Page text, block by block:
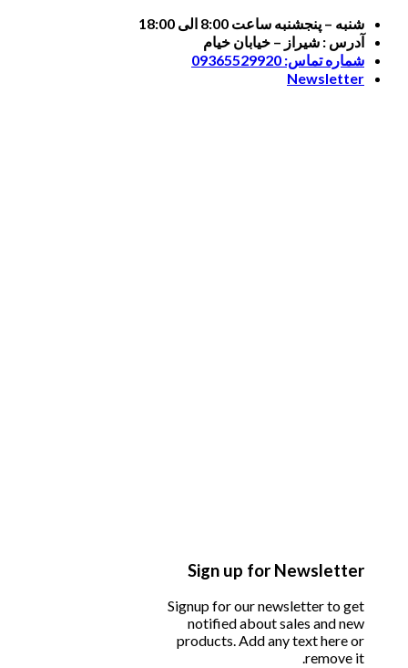
Skip
content
شنبه – پنجشنبه ساعت 8:00 الی 18:00
آدرس : شیراز – خیابان خیام
شماره تماس: 09365529920
Newsletter
Sign up for Newsletter
Signup for our newsletter to get
notified about sales and new
products. Add any text here or
remove it.